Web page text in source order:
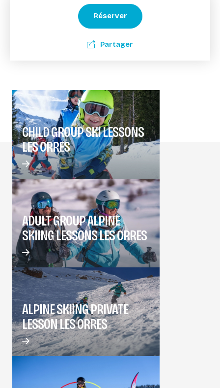
Réserver
Partager
CHILD GROUP SKI LESSONS
LES ORRES
ADULT GROUP ALPINE
SKIING LESSONS LES ORRES
ALPINE SKIING PRIVATE
LESSON LES ORRES